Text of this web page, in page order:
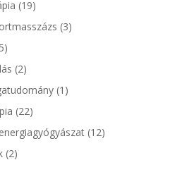
(19)
(3)
(2)
(1)
(22)
(12)
(2)